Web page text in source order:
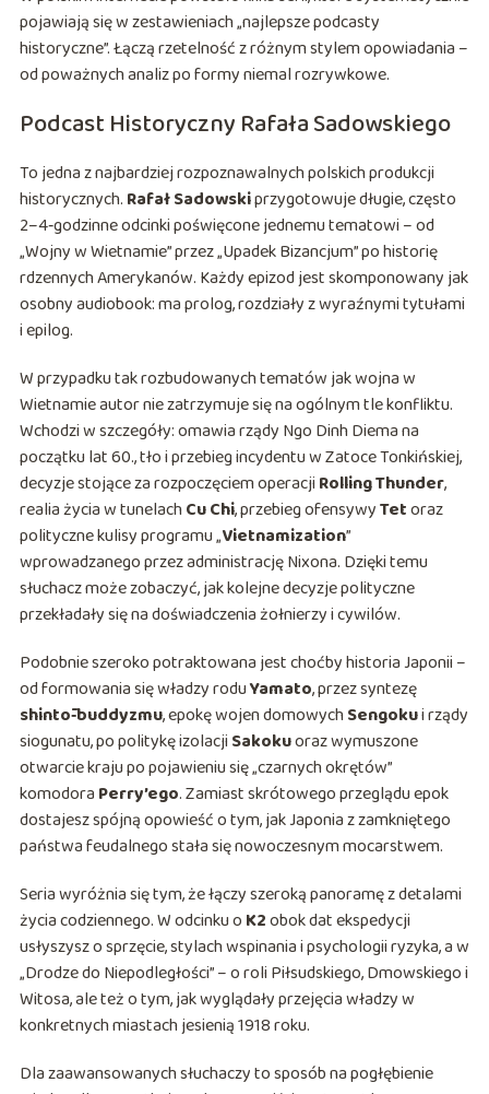
pojawiają się w zestawieniach „najlepsze podcasty
historyczne”. Łączą rzetelność z różnym stylem opowiadania –
od poważnych analiz po formy niemal rozrywkowe.
Podcast Historyczny Rafała Sadowskiego
To jedna z najbardziej rozpoznawalnych polskich produkcji
historycznych. Rafał Sadowskiprzygotowuje długie, często
2–4‑godzinne odcinki poświęcone jednemu tematowi – od
„Wojny w Wietnamie” przez „Upadek Bizancjum” po historię
rdzennych Amerykanów. Każdy epizod jest skomponowany jak
osobny audiobook: ma prolog, rozdziały z wyraźnymi tytułami
i epilog.
W przypadku tak rozbudowanych tematów jak wojna w
Wietnamie autor nie zatrzymuje się na ogólnym tle konfliktu.
Wchodzi w szczegóły: omawia rządy Ngo Dinh Diema na
początku lat 60., tło i przebieg incydentu w Zatoce Tonkińskiej,
decyzje stojące za rozpoczęciem operacji Rolling Thunder,
realia życia w tunelachCu Chi, przebieg ofensywyTetoraz
polityczne kulisy programu „Vietnamization”
wprowadzanego przez administrację Nixona. Dzięki temu
słuchacz może zobaczyć, jak kolejne decyzje polityczne
przekładały się na doświadczenia żołnierzy i cywilów.
Podobnie szeroko potraktowana jest choćby historia Japonii –
od formowania się władzy roduYamato, przez syntezę
shintō‑buddyzmu, epokę wojen domowychSengokui rządy
siogunatu, po politykę izolacji Sakokuoraz wymuszone
otwarcie kraju po pojawieniu się „czarnych okrętów”
komodora Perry’ego. Zamiast skrótowego przeglądu epok
dostajesz spójną opowieść o tym, jak Japonia z zamkniętego
państwa feudalnego stała się nowoczesnym mocarstwem.
Seria wyróżnia się tym, że łączy szeroką panoramę z detalami
życia codziennego. W odcinku o K2obok dat ekspedycji
usłyszysz o sprzęcie, stylach wspinania i psychologii ryzyka, a w
„Drodze do Niepodległości” – o roli Piłsudskiego, Dmowskiego i
Witosa, ale też o tym, jak wyglądały przejęcia władzy w
konkretnych miastach jesienią 1918 roku.
Dla zaawansowanych słuchaczy to sposób na pogłębienie